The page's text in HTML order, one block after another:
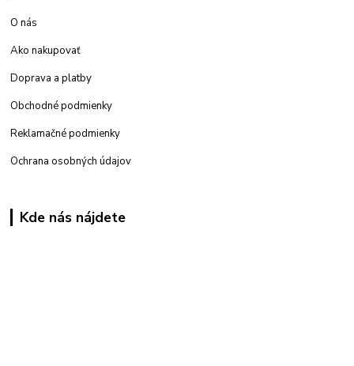
O nás
Ako nakupovať
Doprava a platby
Obchodné podmienky
Reklamačné podmienky
Ochrana osobných údajov
Kde nás nájdete